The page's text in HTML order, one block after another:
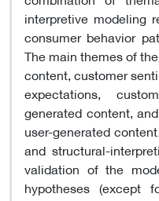
interpretive modeling
consumer behavior
The main themes of
content, customer
expectations,
generated content,
user-generated
and structural-
validation of the
hypotheses (except